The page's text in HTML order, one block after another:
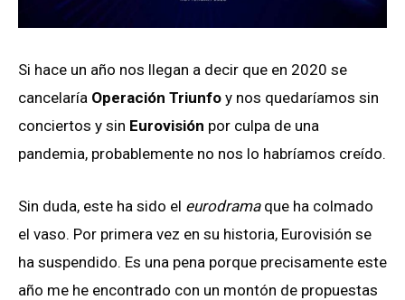
Si hace un año nos llegan a decir que en 2020 se
cancelaría Operación Triunfo y nos quedaríamos sin
conciertos y sin Eurovisión por culpa de una
pandemia, probablemente no nos lo habríamos creído.
Sin duda, este ha sido el eurodrama que ha colmado
el vaso. Por primera vez en su historia, Eurovisión se
ha suspendido. Es una pena porque precisamente este
año me he encontrado con un montón de propuestas